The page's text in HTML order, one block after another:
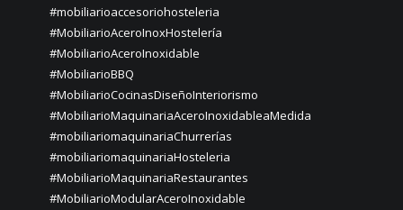
#mobiliarioaccesoriohosteleria
#MobiliarioAceroInoxHostelería
#MobiliarioAceroInoxidable
#MobiliarioBBQ
#MobiliarioCocinasDiseñoInteriorismo
#MobiliarioMaquinariaAceroInoxidableaMedida
#mobiliariomaquinariaChurrerías
#mobiliariomaquinariaHosteleria
#MobiliarioMaquinariaRestaurantes
#MobiliarioModularAceroInoxidable